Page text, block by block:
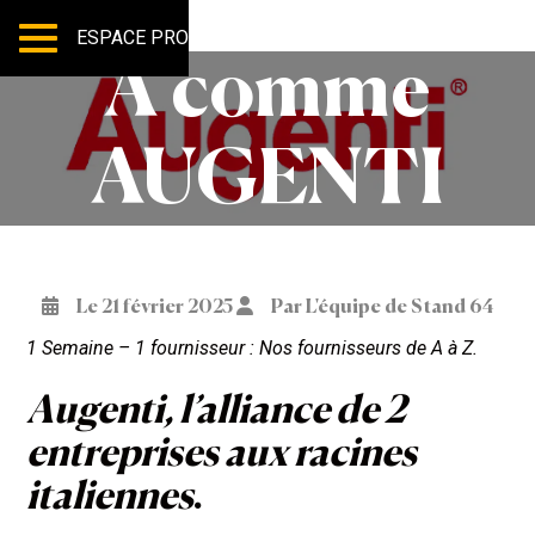
ESPACE PRO
A comme
AUGENTI
Le 21 février 2025 Par L'équipe de Stand 64
1 Semaine – 1 fournisseur : Nos fournisseurs de A à Z.
Augenti, l’alliance de 2
entreprises aux racines
italiennes.